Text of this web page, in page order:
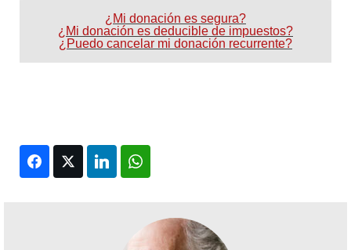
¿Mi donación es segura?
¿Mi donación es deducible de impuestos?
¿Puedo cancelar mi donación recurrente?
FacebookTwitter LinkedIn